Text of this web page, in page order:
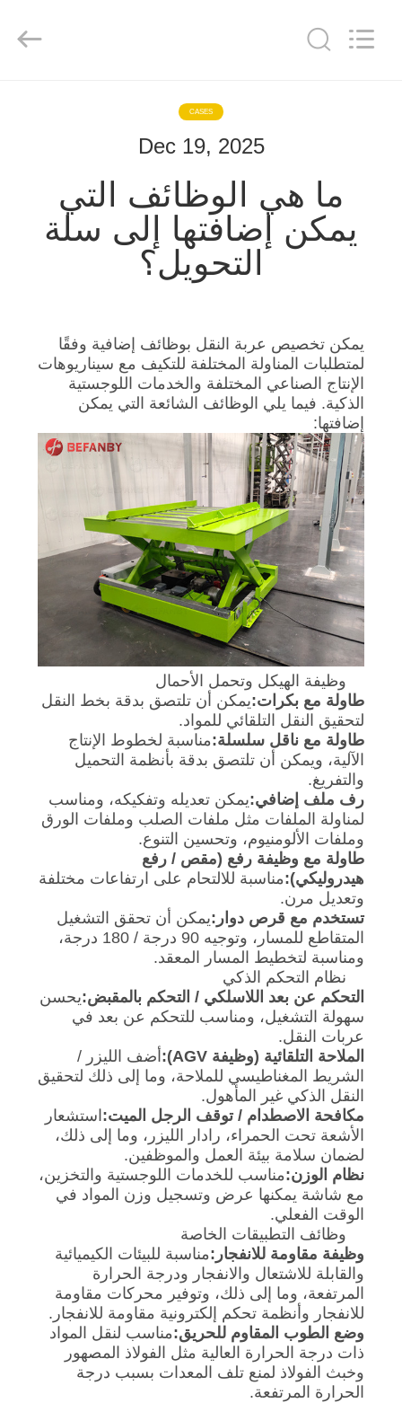
معلومات
المعمل
مراقبة
الجودة
اتصل
أخبار
اطلب
اقتباس
خريطة
الموقع
PRIVACY
POLICY
Mechanical
CASES
Dec 19, 2025
ما هي الوظائف التي
يمكن إضافتها إلى سلة
التحويل؟
يمكن تخصيص عربة النقل بوظائف إضافية وفقًا
لمتطلبات المناولة المختلفة للتكيف مع سيناريوهات
الإنتاج الصناعي المختلفة والخدمات اللوجستية
الذكية. فيما يلي الوظائف الشائعة التي يمكن
إضافتها:
وظيفة الهيكل وتحمل الأحمال
طاولة مع بكرات:يمكن أن تلتصق بدقة بخط النقل
لتحقيق النقل التلقائي للمواد.
طاولة مع ناقل سلسلة:مناسبة لخطوط الإنتاج
الآلية، ويمكن أن تلتصق بدقة بأنظمة التحميل
والتفريغ.
رف ملف إضافي:يمكن تعديله وتفكيكه، ومناسب
لمناولة الملفات مثل ملفات الصلب وملفات الورق
وملفات الألومنيوم، وتحسين التنوع.
طاولة مع وظيفة رفع (مقص / رفع
هيدروليكي):مناسبة للالتحام على ارتفاعات مختلفة
وتعديل مرن.
تستخدم مع قرص دوار:يمكن أن تحقق التشغيل
المتقاطع للمسار، وتوجيه 90 درجة / 180 درجة،
ومناسبة لتخطيط المسار المعقد.
نظام التحكم الذكي
التحكم عن بعد اللاسلكي / التحكم بالمقبض:يحسن
سهولة التشغيل، ومناسب للتحكم عن بعد في
عربات النقل.
الملاحة التلقائية (وظيفة AGV):
أضف الليزر /
الشريط المغناطيسي للملاحة، وما إلى ذلك لتحقيق
النقل الذكي غير المأهول.
مكافحة الاصطدام / توقف الرجل الميت: استشعار
الأشعة تحت الحمراء، رادار الليزر، وما إلى ذلك،
لضمان سلامة بيئة العمل والموظفين.
نظام الوزن:مناسب للخدمات اللوجستية والتخزين،
مع شاشة يمكنها عرض وتسجيل وزن المواد في
الوقت الفعلي.
وظائف التطبيقات الخاصة
وظيفة مقاومة للانفجار:مناسبة للبيئات الكيميائية
والقابلة للاشتعال والانفجار ودرجة الحرارة
المرتفعة، وما إلى ذلك، وتوفير محركات مقاومة
للانفجار وأنظمة تحكم إلكترونية مقاومة للانفجار.
وضع الطوب المقاوم للحريق:مناسب لنقل المواد
ذات درجة الحرارة العالية مثل الفولاذ المصهور
وخبث الفولاذ لمنع تلف المعدات بسبب درجة
الحرارة المرتفعة.